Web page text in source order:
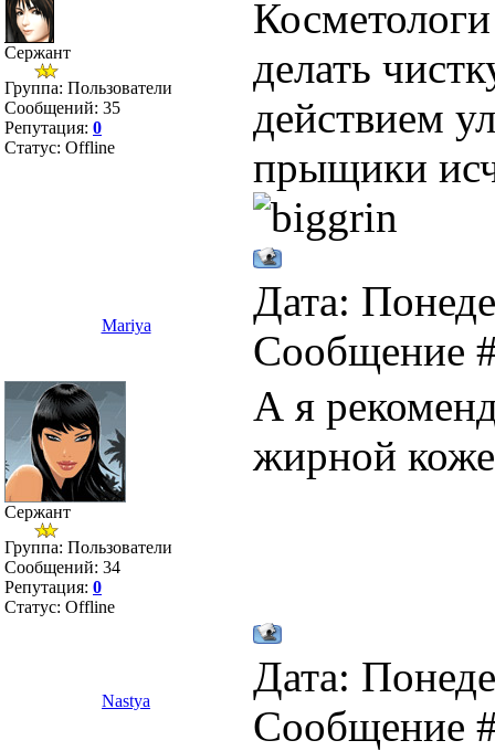
Сержант
Группа: Пользователи
Сообщений: 35
Репутация: 0
Статус: Offline
делать
действием
прыщики
Mariya
Дата:
Сообщение
Сержант
Группа: Пользователи
Сообщений: 34
Репутация: 0
Статус: Offline
А я
жирной
Nastya
Дата:
Сообщение